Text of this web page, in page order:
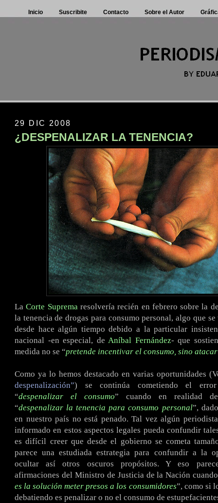
Inicio Suscribite Contacto Sobre el Autor
29 DIC 2008
¿DESPENALIZAR LA TENENCIA?
LaCorte Supremaresolvería recién en febrero sobre la
la tenencia de drogas para consumo personal, algo que
desde hace algún tiempo debido a la particular
nacional -en especial, de Aníbal Fernández- que
medida no se “pretende incentivar el consumo, sino
Como ya lo hemos destacado en varias oportunidades
despenalización”) se continúa cometiendo el
“despenalizar el consumo” cuando en realidad
“despenalizar la tenencia para consumo personal”,
en nuestro país no está penado. Tal vez algún
informado en estos aspectos legales pueda confundir
es difícil creer que desde el gobierno se cometa
parece una estudiada estrategia para confundir a la
ocultar así otros oscuros propósitos. Y eso
afirmaciones del Ministro de Justicia de la Nación
es la solución meter presos a los consumidores”, como si
debatiendo es penalizar o no el consumo de